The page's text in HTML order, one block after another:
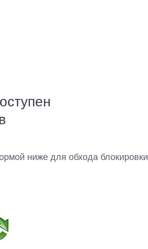
ниже для обхода блокировки